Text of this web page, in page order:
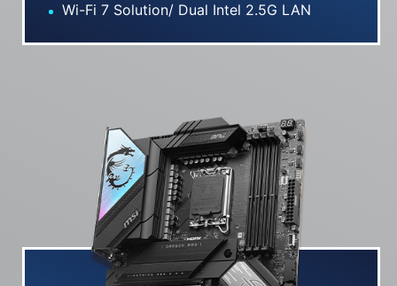
Wi-Fi 7 Solution/ Dual Intel 2.5G LAN